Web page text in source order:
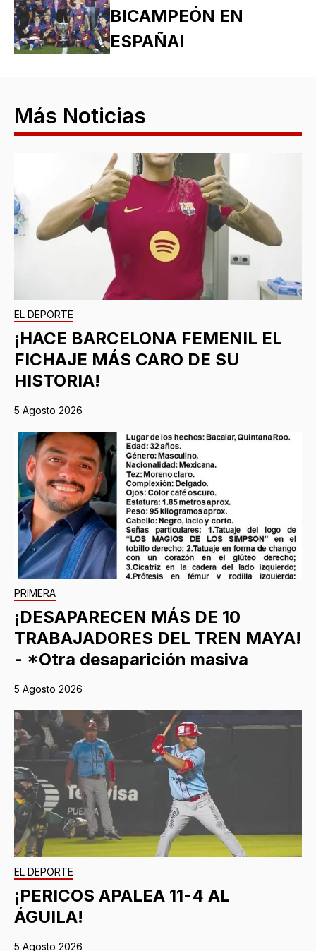
BICAMPEÓN EN
ESPAÑA!
Más Noticias
EL DEPORTE
¡HACE BARCELONA FEMENIL EL
FICHAJE MÁS CARO DE SU
HISTORIA!
5 Agosto 2026
PRIMERA
¡DESAPARECEN MÁS DE 10
TRABAJADORES DEL TREN MAYA!
- *Otra desaparición masiva
5 Agosto 2026
EL DEPORTE
¡PERICOS APALEA 11-4 AL
ÁGUILA!
5 Agosto 2026